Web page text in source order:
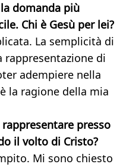
domanda più
Chi è Gesù per lei?
La semplicità di
rappresentazione di
adempiere nella
la ragione della mia
presso
il volto di Cristo?
Mi sono chiesto